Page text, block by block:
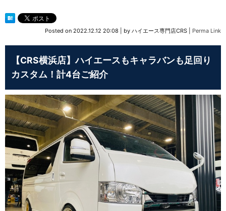
Posted on 2022.12.12 20:08 by ハイエース専門店CRS Perma Link
【CRS横浜店】ハイエースもキャラバンも足回り
カスタム！計4台ご紹介